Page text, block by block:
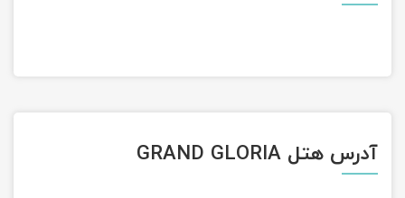
آدرس هتل GRAND GLORIA
تور آفرود